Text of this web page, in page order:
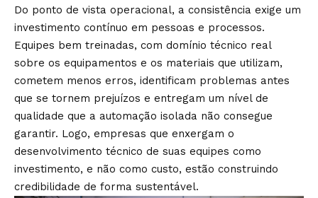
Do ponto de vista operacional, a consistência exige um
investimento contínuo em pessoas e processos.
Equipes bem treinadas, com domínio técnico real
sobre os equipamentos e os materiais que utilizam,
cometem menos erros, identificam problemas antes
que se tornem prejuízos e entregam um nível de
qualidade que a automação isolada não consegue
garantir. Logo, empresas que enxergam o
desenvolvimento técnico de suas equipes como
investimento, e não como custo, estão construindo
credibilidade de forma sustentável.